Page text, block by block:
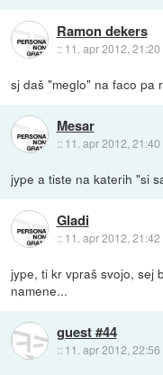
Ramon dekers
:: 11. apr 2012, 21:20
sj daš "meglo" na faco pa
Mesar
:: 11. apr 2012, 21:40
jype a tiste na katerih "si
Gladi
:: 11. apr 2012, 21:42
jype, ti kr vpraš svojo, sej
namene...
guest #44
:: 11. apr 2012, 22:56